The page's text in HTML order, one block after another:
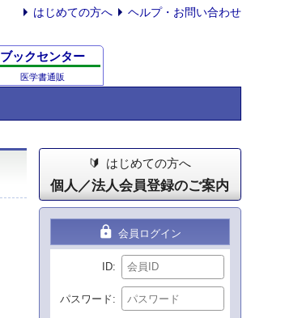
はじめての方へ ヘルプ・お問い合わせ
ブックセンター
医学書通販
はじめての方へ
個人／法人会員登録のご案内
lock 会員ログイン
ID
パスワード